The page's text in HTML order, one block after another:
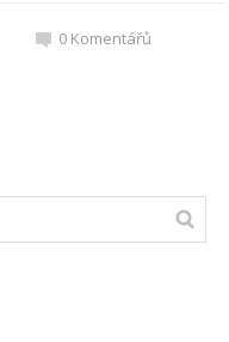
0 Komentářů